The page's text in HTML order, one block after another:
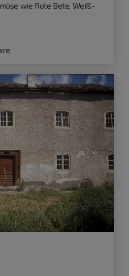
wie Rote Bete, Weiß-